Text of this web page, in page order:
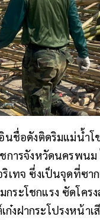
ชื่อดังติดริมแม่น้ำโ
การจังหวัดนครพน
ริเทจ ซึ่งเป็นจุดที่ซา
ระโชกแรง ซัดโคร
งฝากระโปรงหน้า